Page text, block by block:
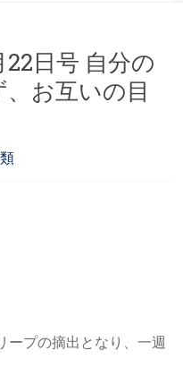
日号 自分の
お互いの目
ープの摘出となり、一週